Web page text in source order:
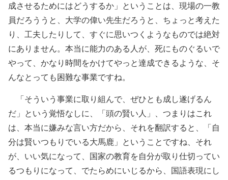
成させるためにはどうするか」ということは、現場の一教
員だろううと、大学の偉い先生だろうと、ちょっと考えた
り、工夫したりして、すぐに思いつくようなものでは絶対
にありません。本当に能力のある人が、死にものぐるいで
やって、かなり時間をかけてやっと達成できるような、そ
んなとっても困難な事業ですね。
「そういう事業に取り組んで、ぜひとも成し遂げるん
だ」という覚悟なしに、「頭の賢い人」、つまりはこれ
は、本当に嫌みな言い方だから、それを翻訳すると、「自
分は賢いつもりでいる大馬鹿」ということですね、それ
が、いい気になって、国家の教育を自分が取り仕切ってい
るつもりになって、でたらめにいじるから、国語表現にし